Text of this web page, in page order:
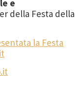
e
della Festa della
la Festa